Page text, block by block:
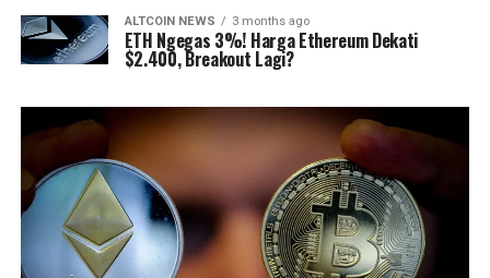
ALTCOIN NEWS 3 months ago
ETH Ngegas 3%! Harga Ethereum Dekati
$2.400, Breakout Lagi?